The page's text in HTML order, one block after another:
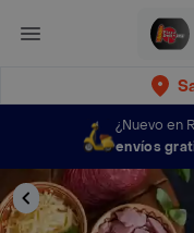
¿Nuevo en
envíos